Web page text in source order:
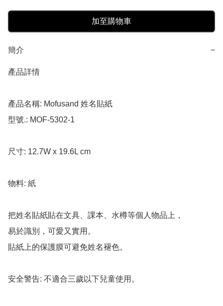
加至購物車
簡介 −
產品詳情
產品名稱: Mofusand 姓名貼紙
型號.: MOF-5302-1
尺寸: 12.7W x 19.6L cm
物料: 紙
把姓名貼紙貼在文具、課本、水樽等個人物品上，
易於識別，可愛又實用。
貼紙上的保護膜可避免姓名褪色。
安全警告: 不適合三歲以下兒童使用。